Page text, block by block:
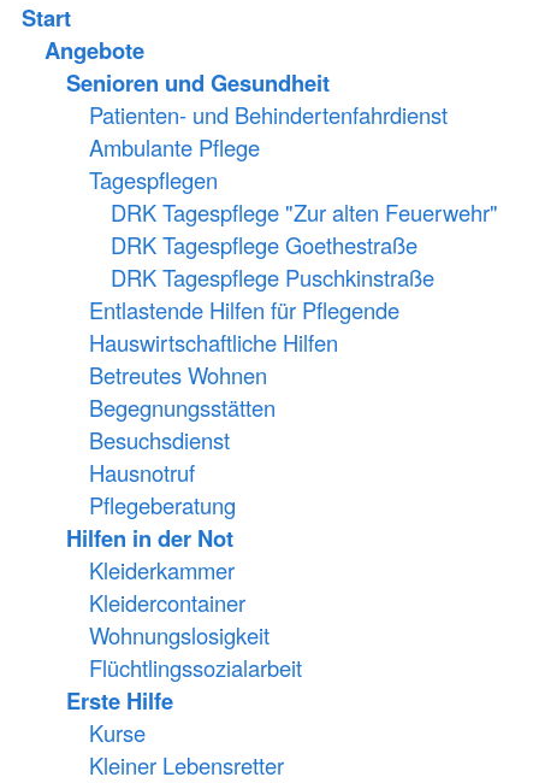
Start
Angebote
Senioren und Gesundheit
Patienten- und Behindertenfahrdienst
Ambulante Pflege
Tagespflegen
DRK Tagespflege "Zur alten Feuerwehr"
DRK Tagespflege Goethestraße
DRK Tagespflege Puschkinstraße
Entlastende Hilfen für Pflegende
Hauswirtschaftliche Hilfen
Betreutes Wohnen
Begegnungsstätten
Besuchsdienst
Hausnotruf
Pflegeberatung
Hilfen in der Not
Kleiderkammer
Kleidercontainer
Wohnungslosigkeit
Flüchtlingssozialarbeit
Erste Hilfe
Kurse
Kleiner Lebensretter